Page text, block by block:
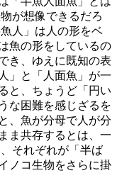
が想像できるだろ
人」は人の形をベ
魚の形をしているの
き、ゆえに既知の表
」と「人面魚」が一
と、ちょうど「円い
な困難を感じざるを
、魚が分母で人が分
ま共存するとは、一
それぞれが「半ば
ノコ生物をさらに掛